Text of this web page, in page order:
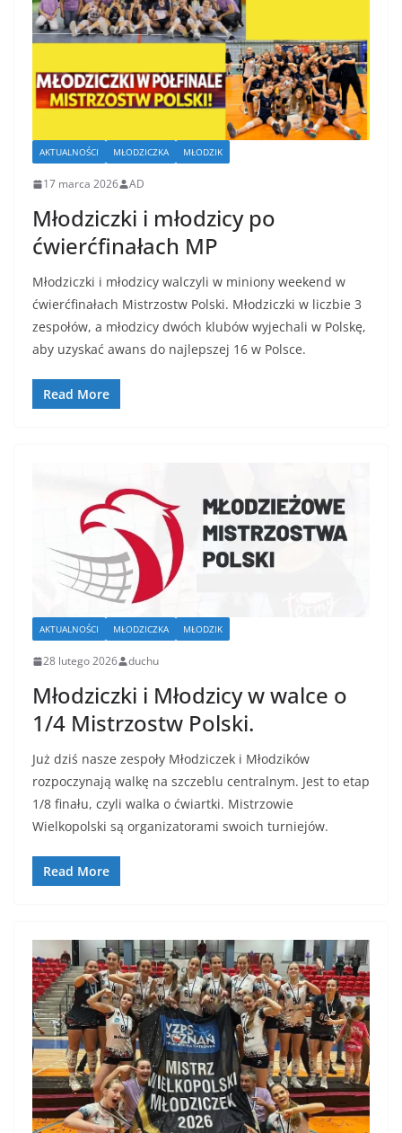
AKTUALNOŚCI MŁODZICZKA MŁODZIK
17 marca 2026 AD
Młodziczki i młodzicy po
ćwierćfinałach MP
Młodziczki i młodzicy walczyli w miniony weekend w
ćwierćfinałach Mistrzostw Polski. Młodziczki w liczbie 3
zespołów, a młodzicy dwóch klubów wyjechali w Polskę,
aby uzyskać awans do najlepszej 16 w Polsce.
Read More
AKTUALNOŚCI MŁODZICZKA MŁODZIK
28 lutego 2026 duchu
Młodziczki i Młodzicy w walce o
1/4 Mistrzostw Polski.
Już dziś nasze zespoły Młodziczek i Młodzików
rozpoczynają walkę na szczeblu centralnym. Jest to etap
1/8 finału, czyli walka o ćwiartki. Mistrzowie
Wielkopolski są organizatorami swoich turniejów.
Read More